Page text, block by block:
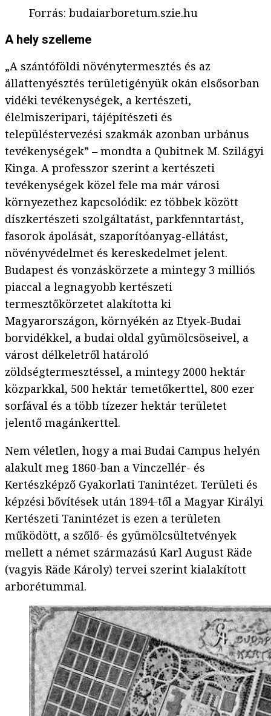
Forrás: budaiarboretum.szie.hu
A hely szelleme
„A szántóföldi növénytermesztés és az
állattenyésztés területigényük okán elsősorban
vidéki tevékenységek, a kertészeti,
élelmiszeripari, tájépítészeti és
településtervezési szakmák azonban urbánus
tevékenységek” – mondta a Qubitnek M. Szilágyi
Kinga. A professzor szerint a kertészeti
tevékenységek közel fele ma már városi
környezethez kapcsolódik: ez többek között
díszkertészeti szolgáltatást, parkfenntartást,
fasorok ápolását, szaporítóanyag-ellátást,
növényvédelmet és kereskedelmet jelent.
Budapest és vonzáskörzete a mintegy 3 milliós
piaccal a legnagyobb kertészeti
termesztőkörzetet alakította ki
Magyarországon, környékén az Etyek-Budai
borvidékkel, a budai oldal gyümölcsöseivel, a
várost délkeletről határoló
zöldségtermesztéssel, a mintegy 2000 hektár
közparkkal, 500 hektár temetőkerttel, 800 ezer
sorfával és a több tízezer hektár területet
jelentő magánkerttel.
Nem véletlen, hogy a mai Budai Campus helyén
alakult meg 1860-ban a Vinczellér- és
Kertészképző Gyakorlati Tanintézet. Területi és
képzési bővítések után 1894-től a Magyar Királyi
Kertészeti Tanintézet is ezen a területen
működött, a szőlő- és gyümölcsültetvények
mellett a német származású Karl August Räde
(vagyis Räde Károly) tervei szerint kialakított
arborétummal.